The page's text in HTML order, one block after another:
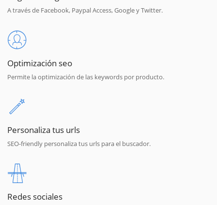
A través de Facebook, Paypal Access, Google y Twitter.
Optimización seo
Permite la optimización de las keywords por producto.
Personaliza tus urls
SEO-friendly personaliza tus urls para el buscador.
Redes sociales